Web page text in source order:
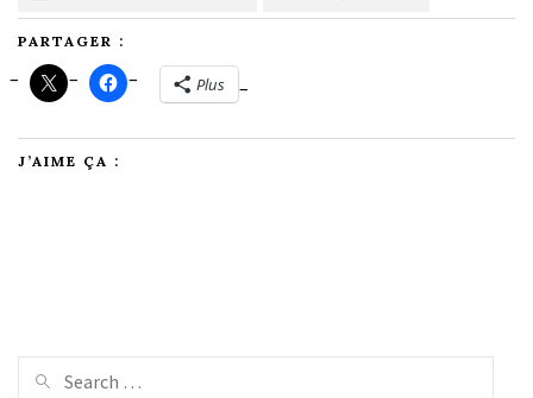
PARTAGER :
Plus
J’AIME ÇA :